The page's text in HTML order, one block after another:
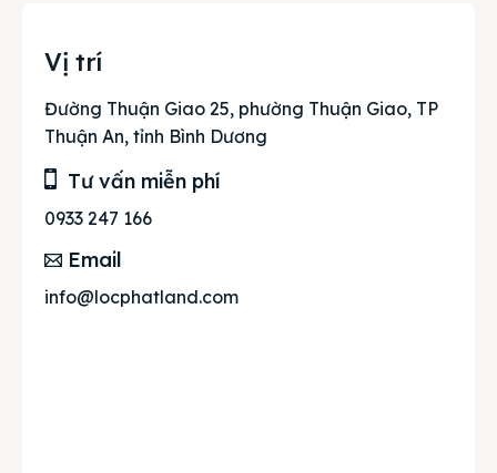
Vị trí
Đường Thuận Giao 25, phường Thuận Giao, TP
Thuận An, tỉnh Bình Dương
Tư vấn miễn phí
0933 247 166
Email
info@locphatland.com